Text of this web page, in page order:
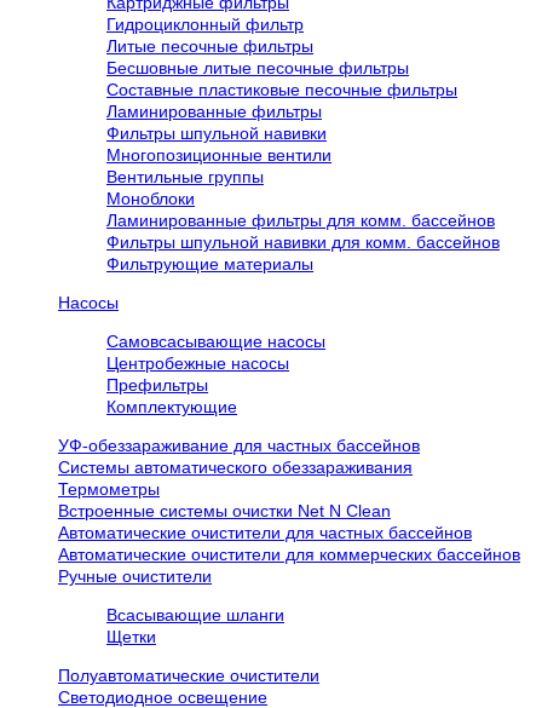
Гидроциклонный фильтр
Литые песочные фильтры
Бесшовные литые песочные фильтры
Составные пластиковые песочные фильтры
Ламинированные фильтры
Фильтры шпульной навивки
Многопозиционные вентили
Вентильные группы
Моноблоки
Ламинированные фильтры для комм. бассейнов
Фильтры шпульной навивки для комм. бассейнов
Фильтрующие материалы
Насосы
Самовсасывающие насосы
Центробежные насосы
Префильтры
Комплектующие
УФ-обеззараживание для частных бассейнов
Системы автоматического обеззараживания
Термометры
Встроенные системы очистки Net N Clean
Автоматические очистители для частных бассейнов
Автоматические очистители для коммерческих бассейнов
Ручные очистители
Всасывающие шланги
Щетки
Полуавтоматические очистители
Светодиодное освещение